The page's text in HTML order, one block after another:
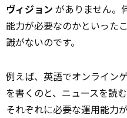
ヴィジョン がありません。
能力が必要なのかといった
識がないのです。
例えば、英語でオンライン
を書くのと、ニュースを読
それぞれに必要な運用能力